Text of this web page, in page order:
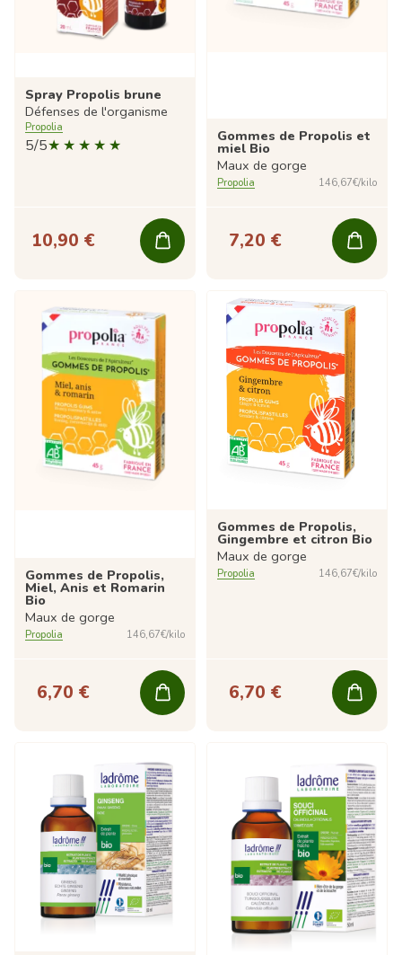
Spray Propolis brune
Défenses de l'organisme
Propolia
5/5
10,90 €
Gommes de Propolis et
miel Bio
Maux de gorge
Propolia 146,67€/kilo
7,20 €
Gommes de Propolis,
Miel, Anis et Romarin
Bio
Maux de gorge
Propolia 146,67€/kilo
6,70 €
Gommes de Propolis,
Gingembre et citron Bio
Maux de gorge
Propolia 146,67€/kilo
6,70 €